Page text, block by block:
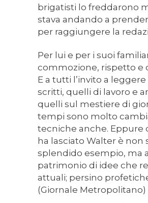
brigatisti lo freddarono
stava andando a
per raggiungere la
Per lui e per i suoi
commozione, rispetto e
E a tutti l’invito a leggere
scritti, quelli di lavoro e
quelli sul mestiere di
tempi sono molto
tecniche anche. Eppure
ha lasciato Walter è non
splendido esempio, ma
patrimonio di idee che
attuali; persino
(Giornale Metropolitano)